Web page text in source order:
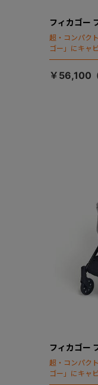
フィカゴー
超・コンパク
ゴー」にキャ
￥56,100
フィカゴー
超・コンパク
ゴー」にキャ